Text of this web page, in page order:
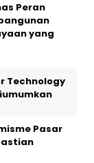
Peran
yang
Technology
Pasar